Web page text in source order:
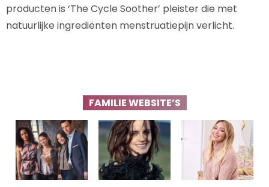
producten is ‘The Cycle Soother’ pleister die met
natuurlijke ingrediënten menstruatiepijn verlicht.
FAMILIE WEBSITE’S